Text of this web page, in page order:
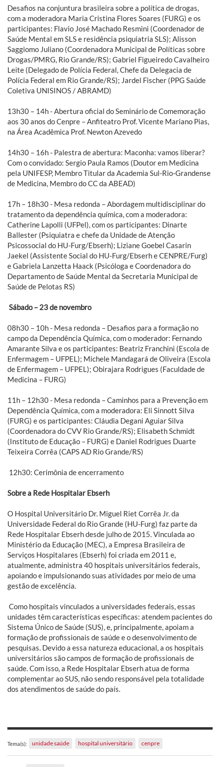
Desafios na conjuntura brasileira sobre a política de drogas,
com a moderadora Maria Cristina Flores Soares (FURG) e os
participantes: Flavio José Machado Resmini (Coordenador de
Saúde Mental em SLS e residência psiquiatria SLS); Alisson
Saggiomo Juliano (Coordenadora Municipal de Políticas sobre
Drogas/PMRG, Rio Grande/RS); Gabriel Figueiredo Cavalheiro
Leite (Delegado de Polícia Federal, Chefe da Delegacia de
Polícia Federal em Rio Grande/RS); Jardel Fischer (PPG Saúde
Coletiva UNISINOS / ABRAMD)
13h30 – 14h - Abertura oficial do Seminário de Comemoração
aos 30 anos do Cenpre – Anfiteatro Prof. Vicente Mariano Pias,
na Área Acadêmica Prof. Newton Azevedo
14h30 – 16h - Palestra de abertura: Maconha: vamos liberar?
Com o convidado: Sergio Paula Ramos (Doutor em Medicina
pela UNIFESP, Membro Titular da Academia Sul-Rio-Grandense
de Medicina, Membro do CC da ABEAD)
17h – 18h30 - Mesa redonda – Abordagem multidisciplinar do
tratamento da dependência química, com a moderadora:
Catherine Lapolli (UFPel), com os participantes: Dinarte
Ballester (Psiquiatra e chefe da Unidade de Atenção
Psicossocial do HU-Furg/Ebserh); Liziane Goebel Casarin
Jaekel (Assistente Social do HU-Furg/Ebserh e CENPRE/Furg)
e Gabriela Lanzetta Haack (Psicóloga e Coordenadora do
Departamento de Saúde Mental da Secretaria Municipal de
Saúde de Pelotas RS)
Sábado – 23 de novembro
08h30 – 10h - Mesa redonda – Desafios para a formação no
campo da Dependência Química, com o moderador: Fernando
Amarante Silva e os participantes: Beatriz Franchini (Escola de
Enfermagem – UFPEL); Michele Mandagará de Oliveira (Escola
de Enfermagem – UFPEL); Obirajara Rodrigues (Faculdade de
Medicina – FURG)
11h – 12h30 - Mesa redonda – Caminhos para a Prevenção em
Dependência Química, com a moderadora: Eli Sinnott Silva
(FURG) e os participantes: Cláudia Degani Aguiar Silva
(Coordenadora do CVV Rio Grande/RS); Elisabeth Schmidt
(Instituto de Educação – FURG) e Daniel Rodrigues Duarte
Teixeira Corrêa (CAPS AD Rio Grande/RS)
12h30: Cerimônia de encerramento
Sobre a Rede Hospitalar Ebserh
O Hospital Universitário Dr. Miguel Riet Corrêa Jr. da
Universidade Federal do Rio Grande (HU-Furg) faz parte da
Rede Hospitalar Ebserh desde julho de 2015. Vinculada ao
Ministério da Educação (MEC), a Empresa Brasileira de
Serviços Hospitalares (Ebserh) foi criada em 2011 e,
atualmente, administra 40 hospitais universitários federais,
apoiando e impulsionando suas atividades por meio de uma
gestão de excelência.
Como hospitais vinculados a universidades federais, essas
unidades têm características específicas: atendem pacientes do
Sistema Único de Saúde (SUS), e, principalmente, apoiam a
formação de profissionais de saúde e o desenvolvimento de
pesquisas. Devido a essa natureza educacional, a os hospitais
universitários são campos de formação de profissionais de
saúde. Com isso, a Rede Hospitalar Ebserh atua de forma
complementar ao SUS, não sendo responsável pela totalidade
dos atendimentos de saúde do país.
Tema(s): unidade saúde hospital universitário cenpre